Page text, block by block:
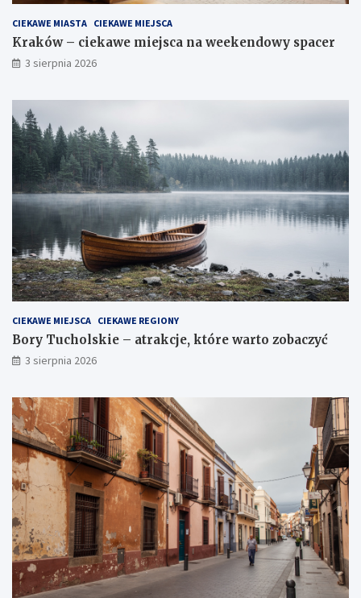
CIEKAWE MIASTA CIEKAWE MIEJSCA
Kraków – ciekawe miejsca na weekendowy spacer
3 sierpnia 2026
CIEKAWE MIEJSCA CIEKAWE REGIONY
Bory Tucholskie – atrakcje, które warto zobaczyć
3 sierpnia 2026